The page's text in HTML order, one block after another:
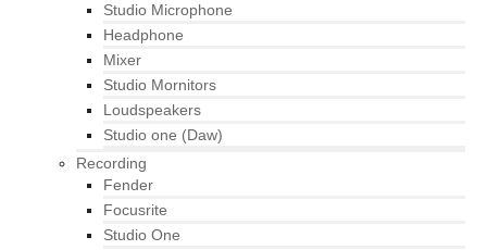
Studio Microphone
Headphone
Mixer
Studio Mornitors
Loudspeakers
Studio one (Daw)
Recording
Fender
Focusrite
Studio One